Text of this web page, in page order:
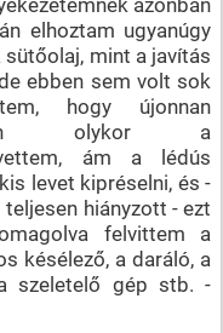
elhoztam ugyanúgy
mint a javítás
ebben sem volt sok
hogy újonnan
olykor a
ám a lédús
levet kipréselni, és -
hiányzott - ezt
felvittem a
késélező, a daráló, a
szeletelő gép stb. -